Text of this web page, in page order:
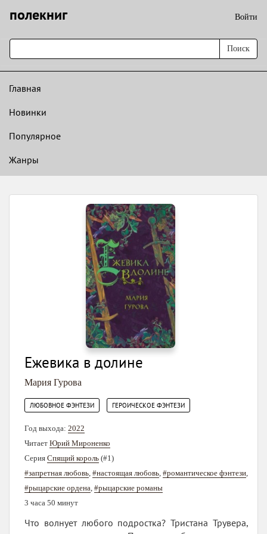
полекниг Войти
Поиск
Главная
Новинки
Популярное
Жанры
Ежевика в долине
Мария Гурова
ЛЮБОВНОЕ ФЭНТЕЗИ ГЕРОИЧЕСКОЕ ФЭНТЕЗИ
Год выхода: 2022
Читает Юрий Мироненко
Серия Спящий король (#1)
#запретная любовь #настоящая любовь #романтическое фэнтези
#рыцарские ордена #рыцарские романы
3 часа 50 минут
Что волнует любого подростка? Тристана Трувера,